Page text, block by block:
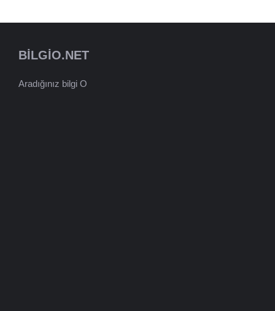
BILGIO.NET
Aradığınız bilgi O